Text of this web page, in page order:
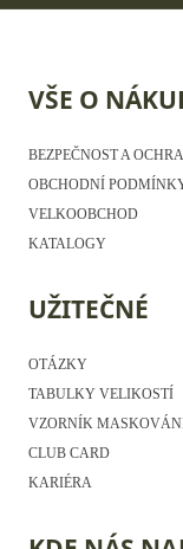
VŠE O
BEZPEČNOST A
OBCHODNÍ
VELKOOBCHOD
KATALOGY
UŽITEČNÉ
OTÁZKY
TABULKY VELIKOSTÍ
VZORNÍK
CLUB CARD
KARIÉRA